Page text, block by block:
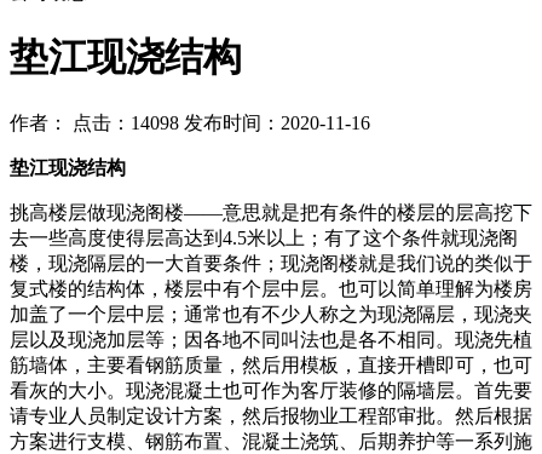
垫江现浇结构
作者： 点击：14098 发布时间：2020-11-16
垫江现浇结构
挑高楼层做现浇阁楼——意思就是把有条件的楼层的层高挖下
去一些高度使得层高达到4.5米以上；有了这个条件就现浇阁
楼，现浇隔层的一大首要条件；现浇阁楼就是我们说的类似于
复式楼的结构体，楼层中有个层中层。也可以简单理解为楼房
加盖了一个层中层；通常也有不少人称之为现浇隔层，现浇夹
层以及现浇加层等；因各地不同叫法也是各不相同。现浇先植
筋墙体，主要看钢筋质量，然后用模板，直接开槽即可，也可
看灰的大小。现浇混凝土也可作为客厅装修的隔墙层。首先要
请专业人员制定设计方案，然后报物业工程部审批。然后根据
方案进行支模、钢筋布置、混凝土浇筑、后期养护等一系列施